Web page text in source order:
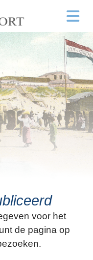
voor het
de pagina op